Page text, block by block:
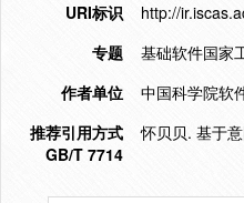
URI标识
http://
专题
基础软件国家
作者单位
中国科学院软
推荐引用方式
GB/T 7714
怀贝贝. 基于